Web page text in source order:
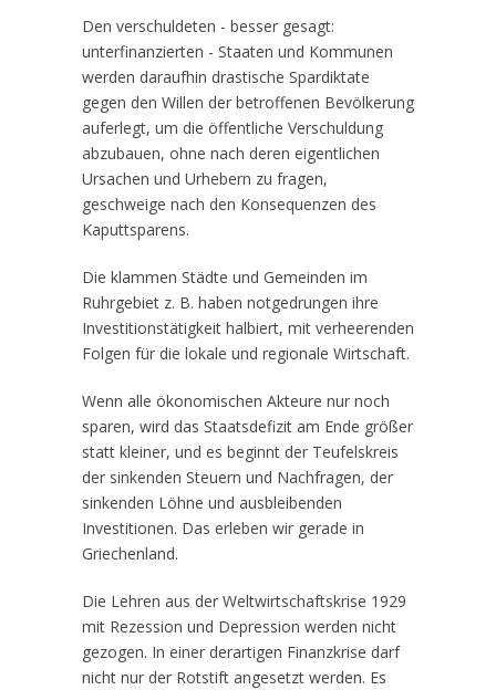
Den verschuldeten - besser gesagt:
unterfinanzierten - Staaten und Kommunen
werden daraufhin drastische Spardiktate
gegen den Willen der betroffenen Bevölkerung
auferlegt, um die öffentliche Verschuldung
abzubauen, ohne nach deren eigentlichen
Ursachen und Urhebern zu fragen,
geschweige nach den Konsequenzen des
Kaputtsparens.
Die klammen Städte und Gemeinden im
Ruhrgebiet z. B. haben notgedrungen ihre
Investitionstätigkeit halbiert, mit verheerenden
Folgen für die lokale und regionale Wirtschaft.
Wenn alle ökonomischen Akteure nur noch
sparen, wird das Staatsdefizit am Ende größer
statt kleiner, und es beginnt der Teufelskreis
der sinkenden Steuern und Nachfragen, der
sinkenden Löhne und ausbleibenden
Investitionen. Das erleben wir gerade in
Griechenland.
Die Lehren aus der Weltwirtschaftskrise 1929
mit Rezession und Depression werden nicht
gezogen. In einer derartigen Finanzkrise darf
nicht nur der Rotstift angesetzt werden. Es